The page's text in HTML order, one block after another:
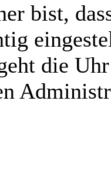
bist,
die